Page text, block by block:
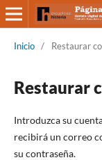
Inicio / Restaurar
Restaurar
Introduzca su
recibirá un correo
su contraseña.